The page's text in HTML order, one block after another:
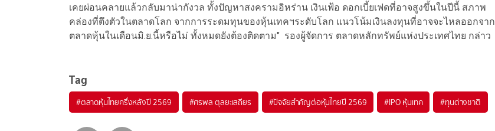
เคยผ่อนคลายแล้วกลับมาน่ากังวล ทั้งปัญหาสงครามอิหร่าน เงินเฟ้อ ดอกเบี้ยเฟดที่อาจสูงขึ้นในปีนี้ สภาพ
คล่องที่ตึงตัวในตลาดโลก จากการระดมทุนของหุ้นเทคฯระดับโลก แนวโน้มเงินลงทุนที่อาจจะไหลออกจาก
ตลาดหุ้นในเดือนมิ.ย.นี้หรือไม่ ทั้งหมดยังต้องติดตาม" รองผู้จัดการ ตลาดหลักทรัพย์แห่งประเทศไทย กล่าว
Tag
#ตลาดหุ้นไทยครึ่งหลังปี 2569 #ศรพล ตุลยะเสถียร #ปัจจัยสำคัญต่อหุ้นไทยปี 2569 #IPO หุ้นเทค #ทุนต่างชาติ